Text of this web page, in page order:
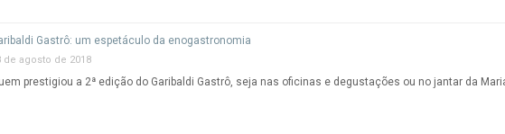
Gastrô: um espetáculo da enogastronomia
de agosto de 2018
prestigiou a 2ª edição do Garibaldi Gastrô, seja nas oficinas e degustações ou no jantar da